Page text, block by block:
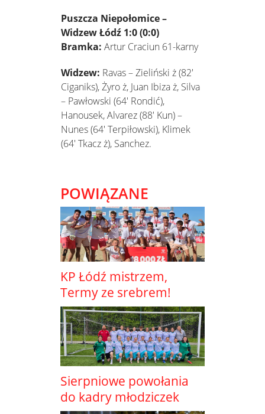
Puszcza Niepołomice –
Widzew Łódź 1:0 (0:0)
Bramka: Artur Craciun 61-karny
Widzew: Ravas – Zieliński ż (82′
Ciganiks), Żyro ż, Juan Ibiza ż, Silva
– Pawłowski (64′ Rondić),
Hanousek, Alvarez (88′ Kun) –
Nunes (64′ Terpiłowski), Klimek
(64′ Tkacz ż), Sanchez.
POWIĄZANE
KP Łódź mistrzem,
Termy ze srebrem!
Sierpniowe powołania
do kadry młodziczek